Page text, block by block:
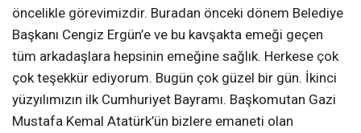
öncelikle görevimizdir. Buradan önceki dönem Belediye
Başkanı Cengiz Ergün’e ve bu kavşakta emeği geçen
tüm arkadaşlara hepsinin emeğine sağlık. Herkese çok
çok teşekkür ediyorum. Bugün çok güzel bir gün. İkinci
yüzyılımızın ilk Cumhuriyet Bayramı. Başkomutan Gazi
Mustafa Kemal Atatürk’ün bizlere emaneti olan